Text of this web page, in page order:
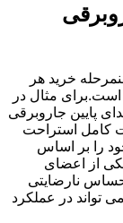
خرید هر
مثال در
پایین جاروبرقی
کامل استراحت
را بر اساس
از اعضای
نارضایتی
تواند در عملکرد